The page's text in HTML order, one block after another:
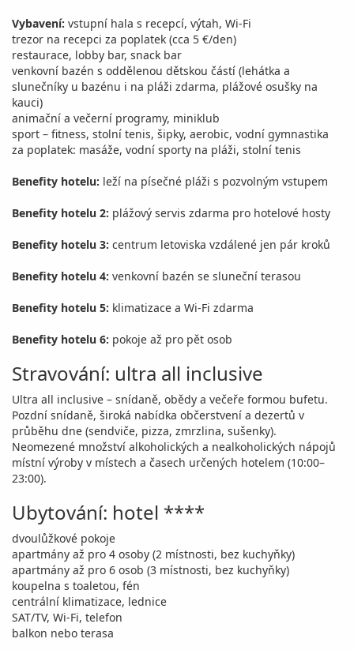
Vybavení: vstupní hala s recepcí, výtah, Wi-Fi
trezor na recepci za poplatek (cca 5 €/den)
restaurace, lobby bar, snack bar
venkovní bazén s oddělenou dětskou částí (lehátka a
slunečníky u bazénu i na pláži zdarma, plážové osušky na
kauci)
animační a večerní programy, miniklub
sport – fitness, stolní tenis, šipky, aerobic, vodní gymnastika
za poplatek: masáže, vodní sporty na pláži, stolní tenis
Benefity hotelu: leží na písečné pláži s pozvolným vstupem
Benefity hotelu 2: plážový servis zdarma pro hotelové hosty
Benefity hotelu 3: centrum letoviska vzdálené jen pár kroků
Benefity hotelu 4: venkovní bazén se sluneční terasou
Benefity hotelu 5: klimatizace a Wi-Fi zdarma
Benefity hotelu 6: pokoje až pro pět osob
Stravování: ultra all inclusive
Ultra all inclusive – snídaně, obědy a večeře formou bufetu.
Pozdní snídaně, široká nabídka občerstvení a dezertů v
průběhu dne (sendviče, pizza, zmrzlina, sušenky).
Neomezené množství alkoholických a nealkoholických nápojů
místní výroby v místech a časech určených hotelem (10:00–
23:00).
Ubytování: hotel ****
dvoulůžkové pokoje
apartmány až pro 4 osoby (2 místnosti, bez kuchyňky)
apartmány až pro 6 osob (3 místnosti, bez kuchyňky)
koupelna s toaletou, fén
centrální klimatizace, lednice
SAT/TV, Wi-Fi, telefon
balkon nebo terasa